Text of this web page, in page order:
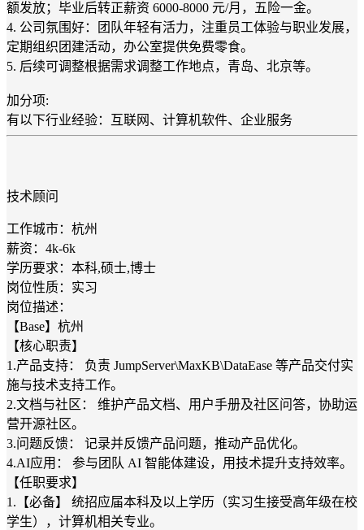
额发放；毕业后转正薪资 6000-8000 元/月，五险一金。
4. 公司氛围好：团队年轻有活力，注重员工体验与职业发展，
定期组织团建活动，办公室提供免费零食。
5. 后续可调整根据需求调整工作地点，青岛、北京等。
加分项:
有以下行业经验：互联网、计算机软件、企业服务
技术顾问
工作城市：杭州
薪资：4k-6k
学历要求：本科,硕士,博士
岗位性质：实习
岗位描述：
【Base】杭州
【核心职责】
1.产品支持： 负责 JumpServer\MaxKB\DataEase 等产品交付实
施与技术支持工作。
2.文档与社区： 维护产品文档、用户手册及社区问答，协助运
营开源社区。
3.问题反馈： 记录并反馈产品问题，推动产品优化。
4.AI应用： 参与团队 AI 智能体建设，用技术提升支持效率。
【任职要求】
1.【必备】 统招应届本科及以上学历（实习生接受高年级在校
学生），计算机相关专业。